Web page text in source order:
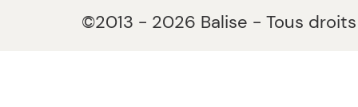
©2013 - 2026 Balise - Tous